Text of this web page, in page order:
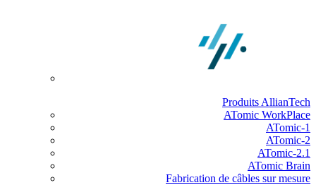
Produits AllianTech
ATomic WorkPlace
ATomic-1
ATomic-2
ATomic-2.1
ATomic Brain
Fabrication de câbles sur mesure